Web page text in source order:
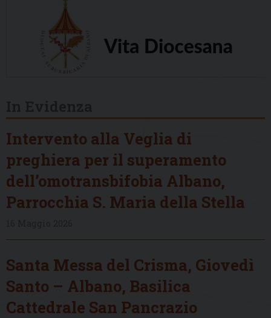
Intervento alla Veglia di
preghiera per il superamento
dell’omotransbifobia Albano,
Parrocchia S. Maria della Stella
Santa Messa del Crisma, Giovedì
Santo – Albano, Basilica
Cattedrale San Pancrazio